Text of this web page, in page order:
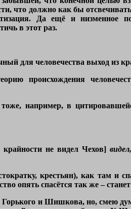
что должно как бы
Да ещё и низменное
в этот раз.
для человечества выход из
происхождения
например, в
не видел Чехов]
крестьян), как там и
опять спасётся так же –
и Шишкова, но, смею